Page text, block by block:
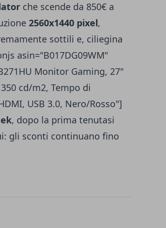
che scende da 850€ a
2560x1440 pixel,
sottili e, ciliegina
asin="B017DG09WM"
Monitor Gaming, 27"
cd/m2, Tempo di
USB 3.0, Nero/Rosso"]
, dopo la prima tenutasi
gli sconti continuano fino